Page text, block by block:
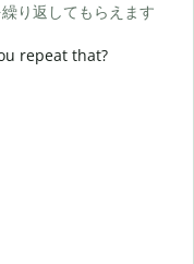
り返してもらえます
repeat that?